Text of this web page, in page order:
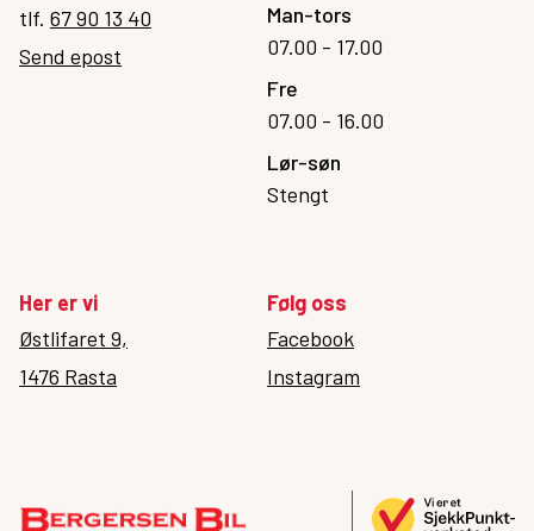
tlf. 67 90 13 40
Send epost
Man-tors
07.00 - 17.00
Fre
07.00 - 16.00
Lør-søn
Stengt
Her er vi
Østlifaret 9,
1476 Rasta
Følg oss
Facebook
Instagram